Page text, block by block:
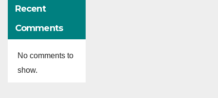
Recent
Comments
No comments to
show.